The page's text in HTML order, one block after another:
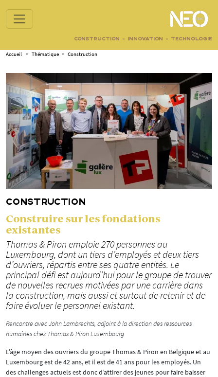
CONSTRUCTION - INNOVATION - TECHNOLOGIE
Accueil > Thématique > Construction
CONSTRUCTION
Construire sur les fondations
existantes
Thomas & Piron emploie 270 personnes au
Luxembourg, dont un tiers d’employés et deux tiers
d’ouvriers, répartis entre ses quatre entités. Le
principal défi est aujourd’hui pour le groupe de trouver
de nouvelles recrues motivées par une carrière dans
la construction, mais aussi et surtout de retenir et de
faire évoluer le personnel existant.
Rencontre avec John Lambrechts, adjoint à la direction des ressources
humaines chez Thomas & Piron Luxembourg
L’âge moyen des ouvriers du groupe Thomas & Piron en Belgique et au
Luxembourg est de 42 ans, et il est de 41 ans pour les employés. Un
des challenges actuels est donc d’attirer des jeunes pour faire baisser